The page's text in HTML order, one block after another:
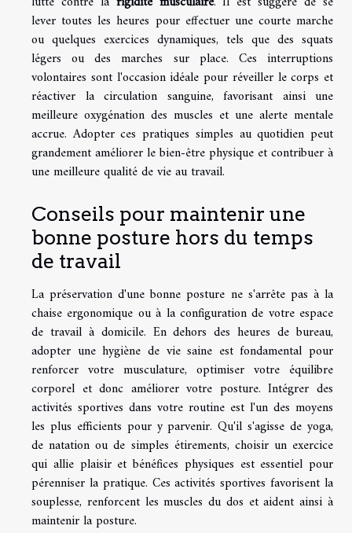
lever toutes les heures pour effectuer une courte marche
ou quelques exercices dynamiques, tels que des squats
légers ou des marches sur place. Ces interruptions
volontaires sont l'occasion idéale pour réveiller le corps et
réactiver la circulation sanguine, favorisant ainsi une
meilleure oxygénation des muscles et une alerte mentale
accrue. Adopter ces pratiques simples au quotidien peut
grandement améliorer le bien-être physique et contribuer à
une meilleure qualité de vie au travail.
Conseils pour maintenir une
bonne posture hors du temps
de travail
La préservation d'une bonne posture ne s'arrête pas à la
chaise ergonomique ou à la configuration de votre espace
de travail à domicile. En dehors des heures de bureau,
adopter une hygiène de vie saine est fondamental pour
renforcer votre musculature, optimiser votre équilibre
corporel et donc améliorer votre posture. Intégrer des
activités sportives dans votre routine est l'un des moyens
les plus efficients pour y parvenir. Qu'il s'agisse de yoga,
de natation ou de simples étirements, choisir un exercice
qui allie plaisir et bénéfices physiques est essentiel pour
pérenniser la pratique. Ces activités sportives favorisent la
souplesse, renforcent les muscles du dos et aident ainsi à
maintenir la posture.